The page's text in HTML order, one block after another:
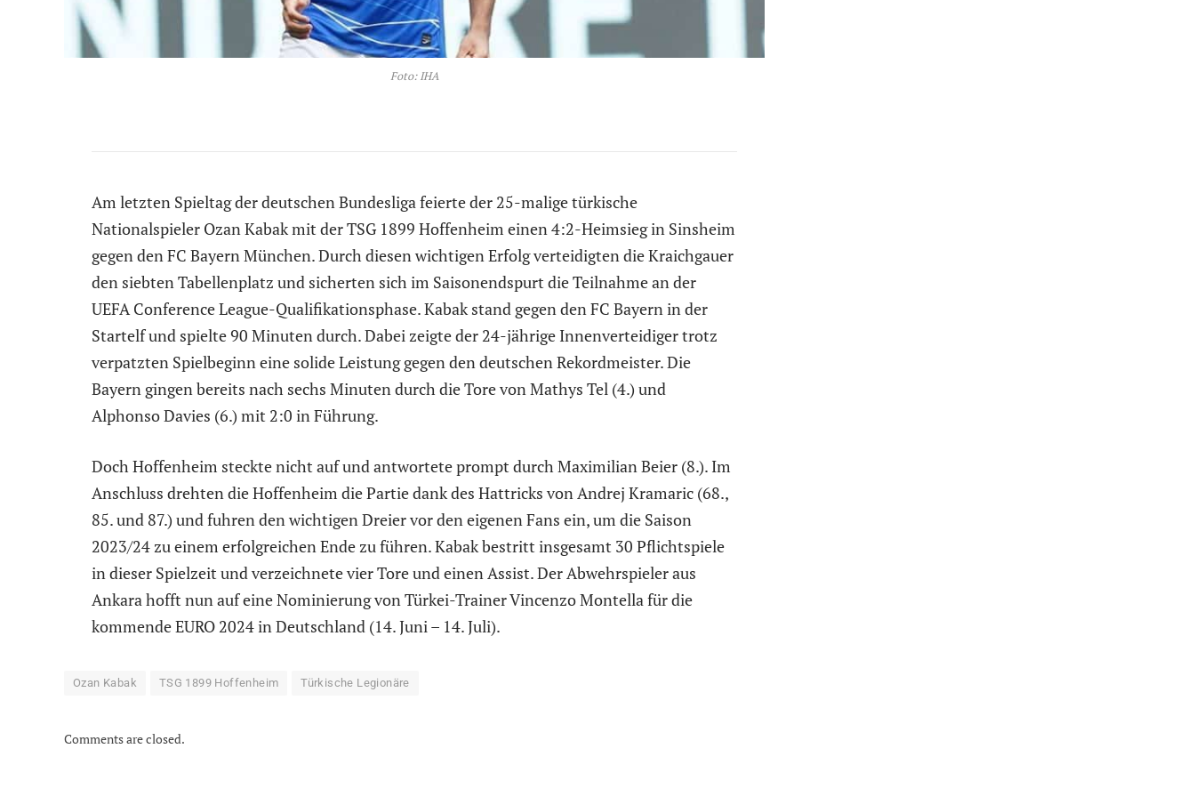
Foto: IHA
Am letzten Spieltag der deutschen Bundesliga feierte der 25-malige türkische
Nationalspieler Ozan Kabak mit der TSG 1899 Hoffenheim einen 4:2-Heimsieg in Sinsheim
gegen den FC Bayern München. Durch diesen wichtigen Erfolg verteidigten die Kraichgauer
den siebten Tabellenplatz und sicherten sich im Saisonendspurt die Teilnahme an der
UEFA Conference League-Qualifikationsphase. Kabak stand gegen den FC Bayern in der
Startelf und spielte 90 Minuten durch. Dabei zeigte der 24-jährige Innenverteidiger trotz
verpatzten Spielbeginn eine solide Leistung gegen den deutschen Rekordmeister. Die
Bayern gingen bereits nach sechs Minuten durch die Tore von Mathys Tel (4.) und
Alphonso Davies (6.) mit 2:0 in Führung.
Doch Hoffenheim steckte nicht auf und antwortete prompt durch Maximilian Beier (8.). Im
Anschluss drehten die Hoffenheim die Partie dank des Hattricks von Andrej Kramaric (68.,
85. und 87.) und fuhren den wichtigen Dreier vor den eigenen Fans ein, um die Saison
2023/24 zu einem erfolgreichen Ende zu führen. Kabak bestritt insgesamt 30 Pflichtspiele
in dieser Spielzeit und verzeichnete vier Tore und einen Assist. Der Abwehrspieler aus
Ankara hofft nun auf eine Nominierung von Türkei-Trainer Vincenzo Montella für die
kommende EURO 2024 in Deutschland (14. Juni – 14. Juli).
Ozan Kabak TSG 1899 Hoffenheim Türkische Legionäre
Comments are closed.